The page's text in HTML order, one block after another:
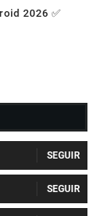
2026 ✅